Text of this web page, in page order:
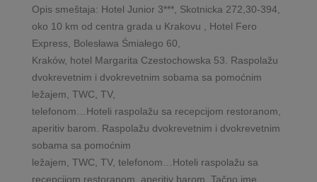
Opis smeštaja: Hotel Junior 3***, Skotnicka 272,30-394,
oko 10 km od centra grada u Krakovu , Hotel Fero
Express, Bolesława Śmiałego 60,
Kraków, hotel Margarita Czestochowska 53. Raspolažu
dvokrevetnim i dvokrevetnim sobama sa pomoćnim
ležajem, TWC, TV,
telefonom…Hoteli raspolažu sa recepcijom restoranom,
aperitiv barom. Raspolažu dvokrevetnim i dvokrevetnim
sobama sa pomoćnim
ležajem, TWC, TV, telefonom…Hoteli raspolažu sa
recepcijom restoranom, aperitiv barom..Tačno ime